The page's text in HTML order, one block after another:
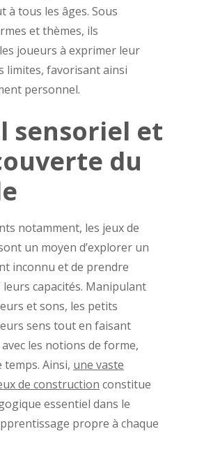
à tous les âges. Sous
et thèmes, ils
joueurs à exprimer leur
limites, favorisant ainsi
personnel.
sensoriel et
du
notamment, les jeux de
un moyen d’explorer un
inconnu et de prendre
leurs capacités. Manipulant
et sons, les petits
sens tout en faisant
les notions de forme,
temps. Ainsi, une vaste
de construction constitue
essentiel dans le
propre à chaque